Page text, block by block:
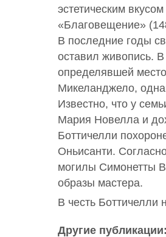
эстетическим
«Благовещение»
В последние годы
оставил живопись.
определявшей
Микеланджело,
Известно, что у
Мария Новелла и
Боттичелли
Оньисанти.
могилы Симонетты
образы мастера.
В честь Боттичелли
Другие публикации: